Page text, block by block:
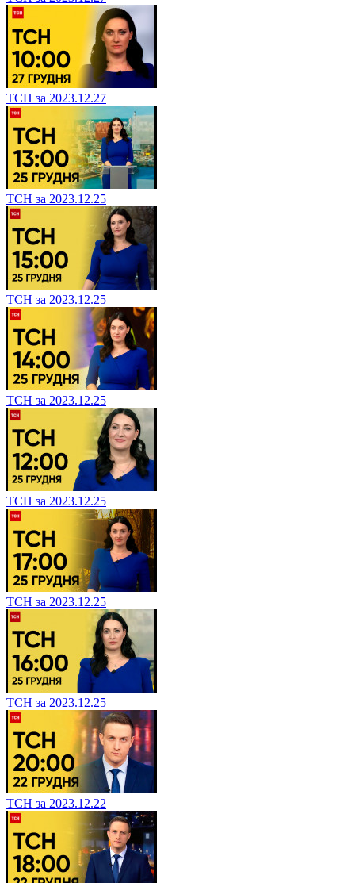
ТСН за 2023.12.27
ТСН за 2023.12.25
ТСН за 2023.12.25
ТСН за 2023.12.25
ТСН за 2023.12.25
ТСН за 2023.12.25
ТСН за 2023.12.25
ТСН за 2023.12.22